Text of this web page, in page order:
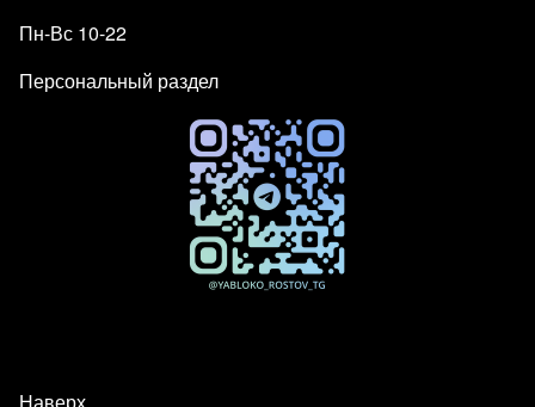
Пн-Вс 10-22
Персональный раздел